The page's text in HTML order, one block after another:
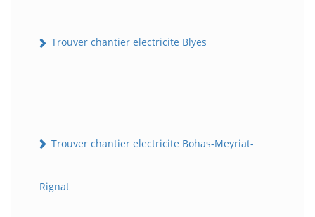
Trouver chantier electricite Blyes
Trouver chantier electricite Bohas-Meyriat-
Rignat